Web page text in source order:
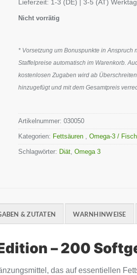
Lieferzeit: 1-3 (DE) | 3-5 (AT)
Nicht vorrätig
* Vorsetzung um Bonuspunkte in
Staffelpreise automatisch im Warenkorb.
kostenlosen Zugaben wird ab
hinzugefügt und mit dem Gesamtpreis
Artikelnummer:030050
Kategorien: Fettsäuren ,Omega-3 /
Schlagwörter: Diät ,Omega 3
& ZUTATEN WARNHINWEISE
– 200
das auf essentiellen